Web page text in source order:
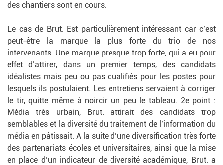
des chantiers sont en cours.
Le cas de Brut. Est particulièrement intéressant car c’est
peut-être la marque la plus forte du trio de nos
intervenants. Une marque presque trop forte, qui a eu pour
effet d’attirer, dans un premier temps, des candidats
idéalistes mais peu ou pas qualifiés pour les postes pour
lesquels ils postulaient. Les entretiens servaient à corriger
le tir, quitte même à noircir un peu le tableau. 2e point :
Média très urbain, Brut. attirait des candidats trop
semblables et la diversité du traitement de l’information du
média en pâtissait. A la suite d’une diversification très forte
des partenariats écoles et universitaires, ainsi que la mise
en place d’un indicateur de diversité académique, Brut. a